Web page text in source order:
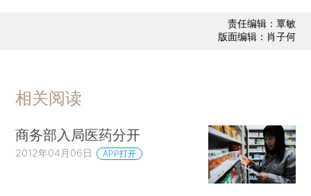
责任编辑：覃敏
版面编辑：肖子何
相关阅读
商务部入局医药分开
2012年04月06日 APP打开